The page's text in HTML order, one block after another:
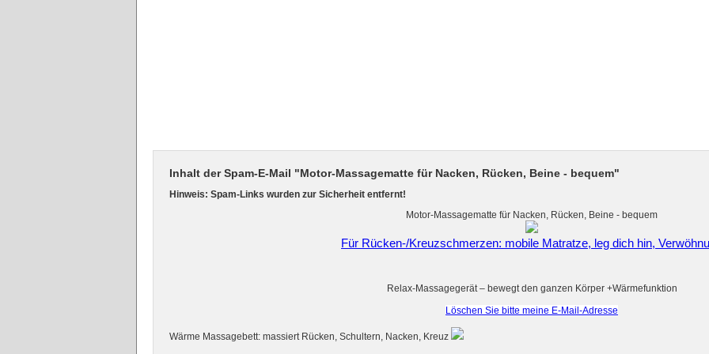
Inhalt der Spam-E-Mail "Motor-Massagematte für Nacken, Rücken, Beine - bequem"
Hinweis: Spam-Links wurden zur Sicherheit entfernt!
Motor-Massagematte für Nacken, Rücken, Beine - bequem
Für Rücken-/Kreuzschmerzen: mobile Matratze, leg dich hin,
Relax-Massagegerät – bewegt den ganzen Körper +Wärmefunktion
Löschen Sie bitte meine E-Mail-Adresse
Wärme Massagebett: massiert Rücken, Schultern, Nacken, Kreuz